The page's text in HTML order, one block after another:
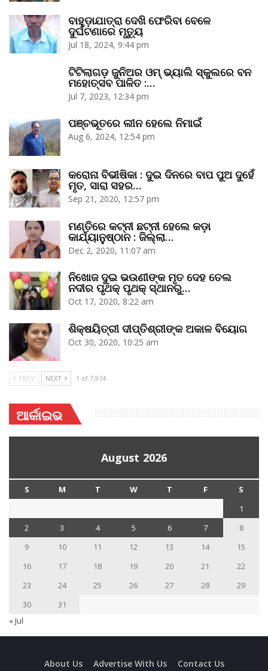
ବାହୁଡ଼ାଯାତ୍ରା ଦେଖି ଫେରିବା ବେଳେ
ଦୁର୍ଘଟଣାରେ ମୃତ୍ୟୁ
Jul 18, 2024, 9:44 pm
ଟିଟିଲାଗଡ଼ ଜୁନିଅର ଓମ୍‌ ଭ୍ୟାଲି ସ୍କୁଲରେ ବନ
ମହୋତ୍ସବ ପାଳିତ :…
Jul 7, 2023, 12:34 pm
ପଞ୍ଚଭୂତରେ ଲୀନ ହେଲେ ନିମାଇଁ
Aug 6, 2024, 12:54 pm
କରୋନା ବିଭୀଷିକା : ଦୁଇ ଦିନରେ ବାପ ପୁଅ ଦୁହେଁ
ମୃତ, ସାରା ସହର…
Sep 21, 2020, 12:57 pm
ମଣ୍ତିରେ କଟ୍‌ନୀ ଛଟ୍‌ନୀ ହେଲେ କଡ଼ା
କାର୍ଯ୍ୟାନୁଷ୍ଠାନ : ଜିଲ୍ଲା…
Dec 2, 2020, 11:07 am
ନିଖୋଜ ଦୁଇ ଭଉଣୀଙ୍କ ମୃତ ଦେହ ତେଲ
ନଦୀର ପୃଥକ୍‌ ପୃଥକ୍‌ ସ୍ଥାନରୁ…
Oct 17, 2020, 8:22 am
ଶିକ୍ଷୟିତ୍ରୀ ଦୀପ୍ତିଶ୍ରୀଙ୍କ ଅକାଳ ବିୟୋଗ
Oct 30, 2020, 10:25 am
PREV NEXT 1 of 7,974
ଆର୍କାଇଭ
August 2026
S M T W T F
S
1
2
3 4 5 6 7
8
9
10 11 12 13 14
15
16
17 18 19 20 21
22
23
24 25 26 27 28
29
30
31
« Jul
About Us Advertise With Us Contact Us